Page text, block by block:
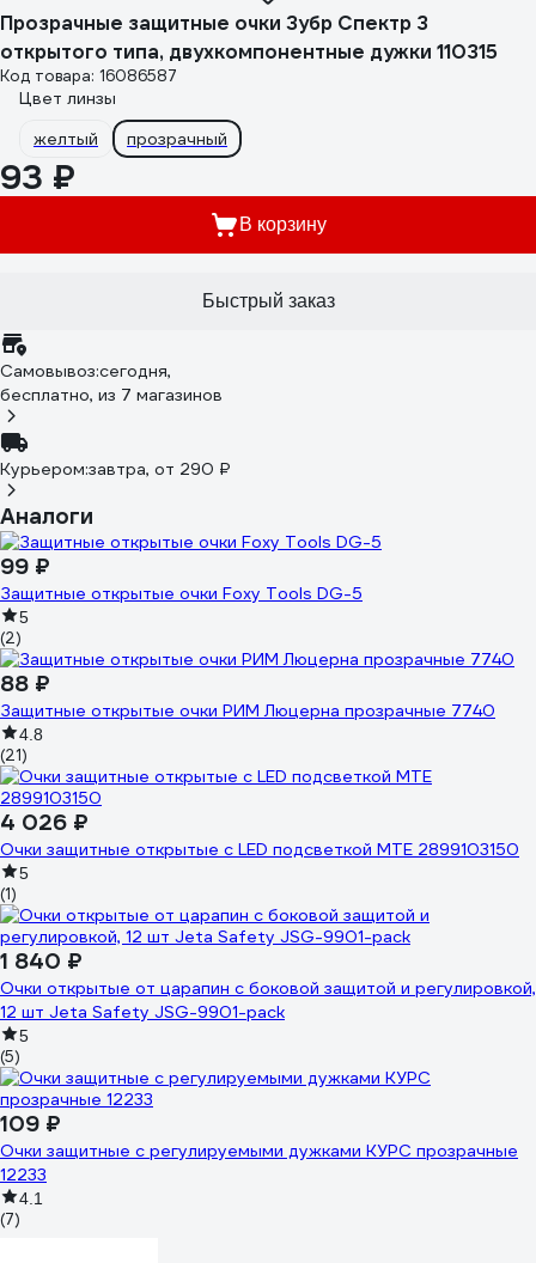
Прозрачные защитные очки Зубр Спектр 3
открытого типа, двухкомпонентные дужки 110315
Код товара: 16086587
Цвет линзы
желтый
прозрачный
93 ₽
В корзину
Быстрый заказ
Самовывоз:сегодня,
бесплатно, из 7 магазинов
Курьером:завтра, от 290 ₽
Аналоги
99 ₽
Защитные открытые очки Foxy Tools DG-5
5
(2)
88 ₽
Защитные открытые очки РИМ Люцерна прозрачные 7740
4.8
(21)
4 026 ₽
Очки защитные открытые с LED подсветкой MTE 2899103150
5
(1)
1 840 ₽
Очки открытые от царапин с боковой защитой и регулировкой,
12 шт Jeta Safety JSG-9901-pack
5
(5)
109 ₽
Очки защитные с регулируемыми дужками КУРС прозрачные
12233
4.1
(7)